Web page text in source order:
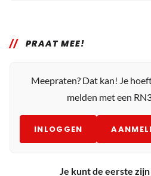
PRAAT MEE!
Meepraten? Dat kan! Je
melden met een
INLOGGEN
Je kunt de eerste